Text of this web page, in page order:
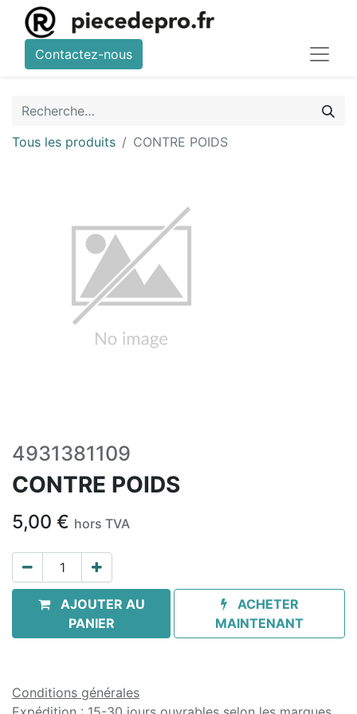
Contactez-nous
Tous les produits CONTRE POIDS
4931381109
CONTRE POIDS
5,00 € hors TVA
AJOUTER AU
PANIER
ACHETER
MAINTENANT
Conditions générales